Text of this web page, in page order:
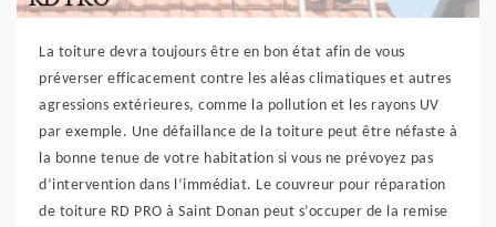
La toiture devra toujours être en bon état afin de vous
préverser efficacement contre les aléas climatiques et autres
agressions extérieures, comme la pollution et les rayons UV
par exemple. Une défaillance de la toiture peut être néfaste à
la bonne tenue de votre habitation si vous ne prévoyez pas
d’intervention dans l’immédiat. Le couvreur pour réparation
de toiture RD PRO à Saint Donan peut s’occuper de la remise